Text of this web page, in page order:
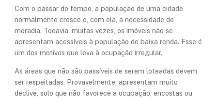
Com o passar do tempo, a população de uma cidade
normalmente cresce e, com ela, a necessidade de
moradia. Todavia, muitas vezes, os imóveis não se
apresentam acessíveis à população de baixa renda. Esse é
um dos motivos que leva à ocupação irregular.
As áreas que não são passíveis de serem loteadas devem
ser respeitadas. Provavelmente, apresentam muito
declive, solo que não favorece a ocupação, encostas ou